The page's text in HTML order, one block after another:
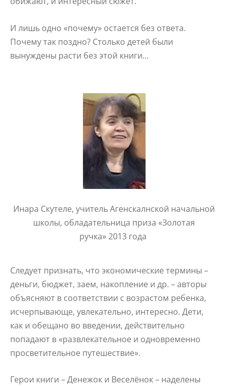
И лишь одно «почему» остается без ответа.
Почему так поздно? Столько детей были
вынуждены расти без этой книги…
Инара Скутеле, учитель Агенскалнской начальной
школы, обладательница приза «Золотая
ручка»2013 года
Следует признать, что экономические термины –
деньги, бюджет, заем, накопление и др. – авторы
объясняют в соответствии с возрастом ребенка,
исчерпывающе, увлекательно, интересно. Дети,
как и обещано во введении, действительно
попадают в «развлекательное и одновременно
просветительное путешествие».
Герои книги – Денежок и Веселёнок – наделены